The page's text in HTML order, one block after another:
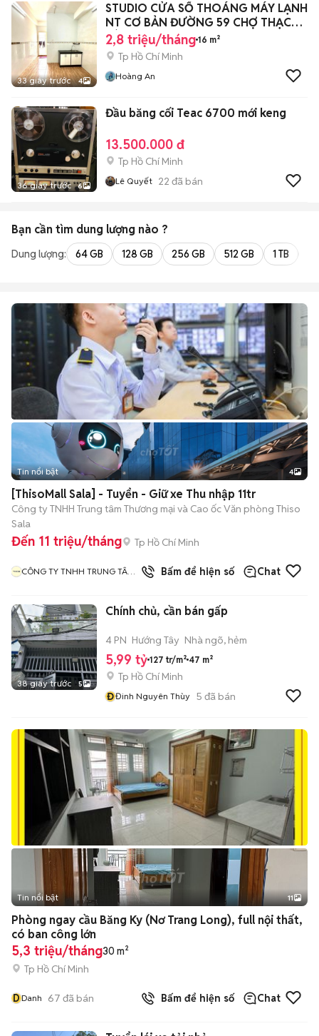
33 giây trước 4
STUDIO CỬA SỔ THOÁNG MÁY LẠNH
NT CƠ BẢN ĐƯỜNG 59 CHỢ THẠCH
ĐÀ
2,8 triệu/tháng 16 m²
Tp Hồ Chí Minh
Hoàng An
36 giây trước 6
Đầu băng cối Teac 6700 mới keng
13.500.000 đ
Tp Hồ Chí Minh
Lê Quyết 22 đã bán
Bạn cần tìm dung lượng nào ?
Dung lượng: 64 GB 128 GB 256 GB 512 GB 1 TB
Tin nổi bật 4
[ThisoMall Sala] - Tuyển - Giữ xe Thu nhập 11tr
Công ty TNHH Trung tâm Thương mại và Cao ốc Văn phòng Thiso
Sala
Đến 11 triệu/tháng Tp Hồ Chí Minh
CÔNG TY TNHH TRUNG TÂM
Bấm để hiện số Chat
38 giây trước 5
Chính chủ, cần bán gấp
4 PN Hướng Tây Nhà ngõ, hẻm
5,99 tỷ 127 tr/m² 47 m²
Tp Hồ Chí Minh
ĐĐinh Nguyên Thùy 5 đã bán
+2
Tin nổi bật 11
Phòng ngay cầu Băng Ky (Nơ Trang Long), full nội thất,
có ban công lớn
5,3 triệu/tháng30 m²
Tp Hồ Chí Minh
DDanh 67 đã bán Bấm để hiện số Chat